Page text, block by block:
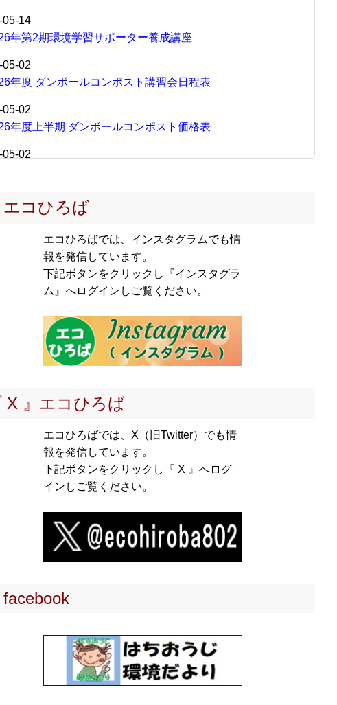
05-14
年第2期環境学習サポーター養成講座
05-02
年度 ダンボールコンポスト講習会日程表
05-02
年度上半期 ダンボールコンポスト価格表
05-02
年第1期環境学習サポーター養成講座
年度八王子市自然体験講座予定表
年度 環境教育支援
年第2期環境学習サポーター養成講座
年第1期環境学習サポーター養成講座
和６年度環境教育・ESD実践動画100選・中央地区環境市民会
部地区環境市民会議ホームページ・オープン
部地区環境市民会議ホームページ・オープン
川の学習サポーター 養成講座（第2期）
川の学習サポーター 養成講座（第1期）
コひろば
エコひろばでは、インスタグラムでも情
報を発信しています。
下記ボタンをクリックし『インスタグラ
ム』へログインしご覧ください。
X 』エコひろば
エコひろばでは、X（旧Twitter）でも情
報を発信しています。
下記ボタンをクリックし『 X 』へログ
インしご覧ください。